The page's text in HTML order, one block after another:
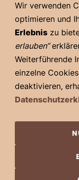
Datenschutz
Wir verwenden
optimieren und
Erlebnis zu
erlauben“
Weiterführende
einzelne
deaktivieren,